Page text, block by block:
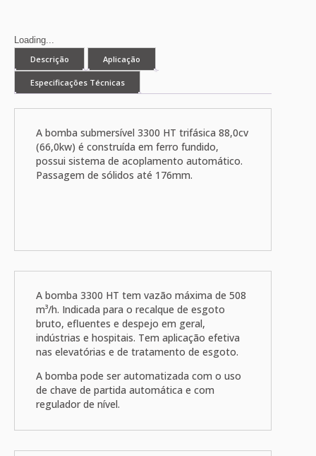
Loading...
Descrição
Aplicação
Especificações Técnicas
A bomba submersível 3300 HT trifásica 88,0cv
(66,0kw) é construída em ferro fundido,
possui sistema de acoplamento automático.
Passagem de sólidos até 176mm.
A bomba 3300 HT tem vazão máxima de 508
m³/h. Indicada para o recalque de esgoto
bruto, efluentes e despejo em geral,
indústrias e hospitais. Tem aplicação efetiva
nas elevatórias e de tratamento de esgoto.
A bomba pode ser automatizada com o uso
de chave de partida automática e com
regulador de nível.